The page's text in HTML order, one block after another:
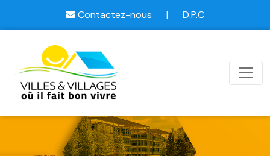
Contactez-nous | D.P.C